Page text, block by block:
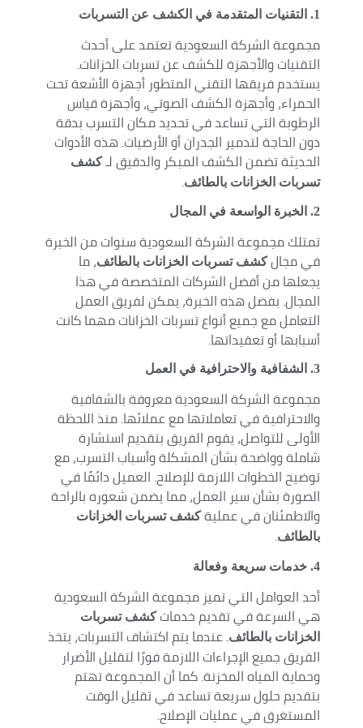
1. التقنيات المتقدمة في الكشف عن التسربات
مجموعة الشركة السعودية تعتمد على أحدث
التقنيات والأجهزة للكشف عن تسربات الخزانات.
يستخدم فريقها التقني المتطور أجهزة الأشعة تحت
الحمراء، وأجهزة الكشف الصوتي، وأجهزة قياس
الرطوبة التي تساعد في تحديد مكان التسرب بدقة
دون الحاجة لتدمير الجدران أو الأرضيات. هذه الأدوات
الحديثة تضمن الكشف المبكر والدقيق لـكشف
تسربات الخزانات بالطائف.
2. الخبرة الواسعة في المجال
تمتلك مجموعة الشركة السعودية سنوات من الخبرة
في مجالكشف تسربات الخزانات بالطائف، ما
يجعلها من أفضل الشركات المتخصصة في هذا
المجال. بفضل هذه الخبرة، يمكن لفريق العمل
التعامل مع جميع أنواع تسربات الخزانات مهما كانت
أسبابها أو تعقيداتها.
3. الشفافية والاحترافية في العمل
مجموعة الشركة السعودية معروفة بالشفافية
والاحترافية في تعاملاتها مع عملائها. منذ اللحظة
الأولى للتواصل، يقوم الفريق بتقديم استشارة
شاملة وواضحة بشأن المشكلة وأسباب التسرب، مع
توضيح الخطوات اللازمة للإصلاح. العميل دائمًا في
الصورة بشأن سير العمل، مما يضمن شعوره بالراحة
والاطمئنان في عمليةكشف تسربات الخزانات
بالطائف.
4. خدمات سريعة وفعالة
أحد العوامل التي تميز مجموعة الشركة السعودية
هي السرعة في تقديم خدماتكشف تسربات
الخزانات بالطائف. عندما يتم اكتشاف التسربات، يتخذ
الفريق جميع الإجراءات اللازمة فورًا لتقليل الأضرار
وحماية المياه المخزنة. كما أن المجموعة تهتم
بتقديم حلول سريعة تساعد في تقليل الوقت
المستغرق في عمليات الإصلاح.